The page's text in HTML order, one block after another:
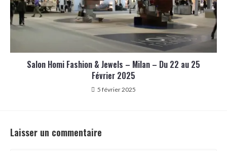
Salon Homi Fashion & Jewels – Milan – Du 22 au 25
Février 2025
5 février 2025
Laisser un commentaire